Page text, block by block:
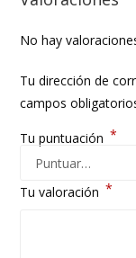
No hay
Tu dirección de
campos
Tu puntuación *
Tu valoración *